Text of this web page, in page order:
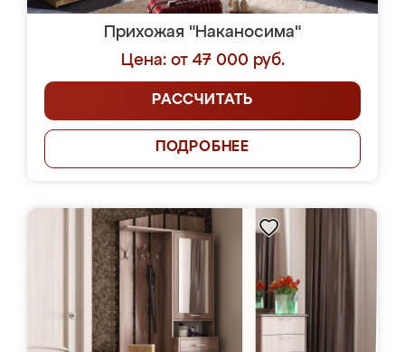
Прихожая "Наканосима"
Цена: от 47 000 руб.
РАССЧИТАТЬ
ПОДРОБНЕЕ